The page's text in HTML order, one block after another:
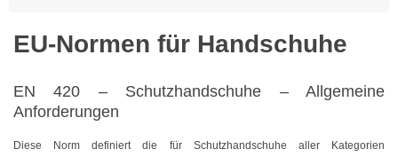
Gold
Farbig
EU-Normen für Handschuhe
EN 420 – Schutzhandschuhe – Allgemeine
Anforderungen
Diese Norm definiert die für Schutzhandschuhe aller Kategorien